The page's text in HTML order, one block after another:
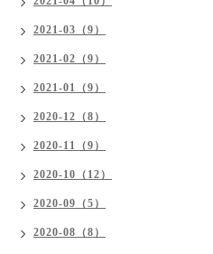
2021-03（9）
2021-02（9）
2021-01（9）
2020-12（8）
2020-11（9）
2020-10（12）
2020-09（5）
2020-08（8）